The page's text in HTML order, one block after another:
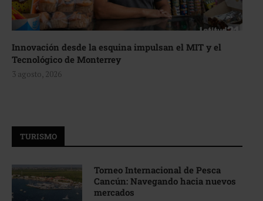
Innovación desde la esquina impulsan el MIT y el
Tecnológico de Monterrey
3 agosto, 2026
TURISMO
Torneo Internacional de Pesca
Cancún: Navegando hacia nuevos
mercados